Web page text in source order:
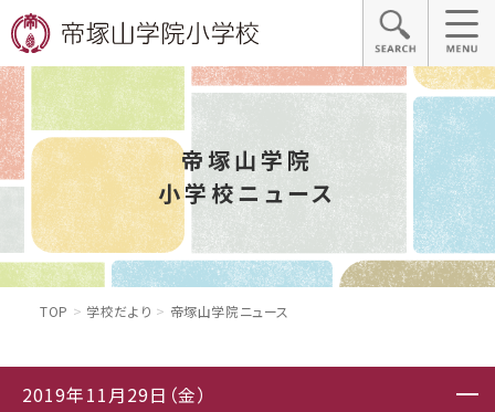
帝塚山学院
小学校ニュース
TOP 学校だより 帝塚山学院ニュース
2019年11月29日（金）